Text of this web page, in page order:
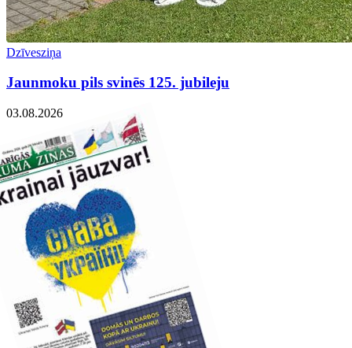
Dzīvesziņa
Jaunmoku pils svinēs 125. jubileju
03.08.2026